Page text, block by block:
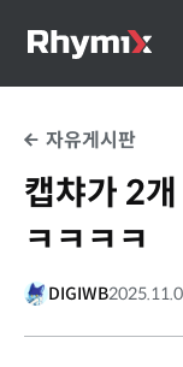
자유게시판
캡챠가 2
ㅋㅋㅋㅋ
DIGIWB